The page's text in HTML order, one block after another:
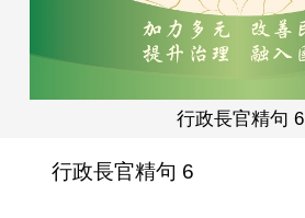
行政長官精句 6
行政長官精句 6